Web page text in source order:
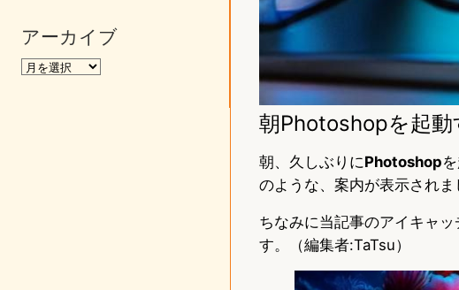
アーカイブ
朝Photoshopを起動
朝、久しぶりにPhotoshop
のような、案内が表示され
ちなみに当記事のアイキャ
す。（編集者:TaTsu）